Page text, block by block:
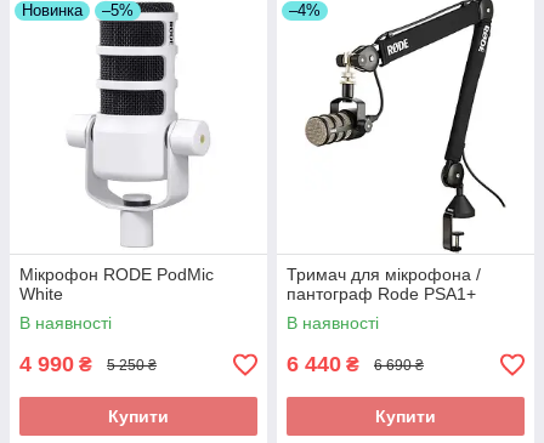
Новинка –5%
Мікрофон RODE PodMic
White
В наявності
4 990 ₴ 5 250 ₴
Купити
–4%
Тримач для мікрофона /
пантограф Rode PSA1+
В наявності
6 440 ₴ 6 690 ₴
Купити